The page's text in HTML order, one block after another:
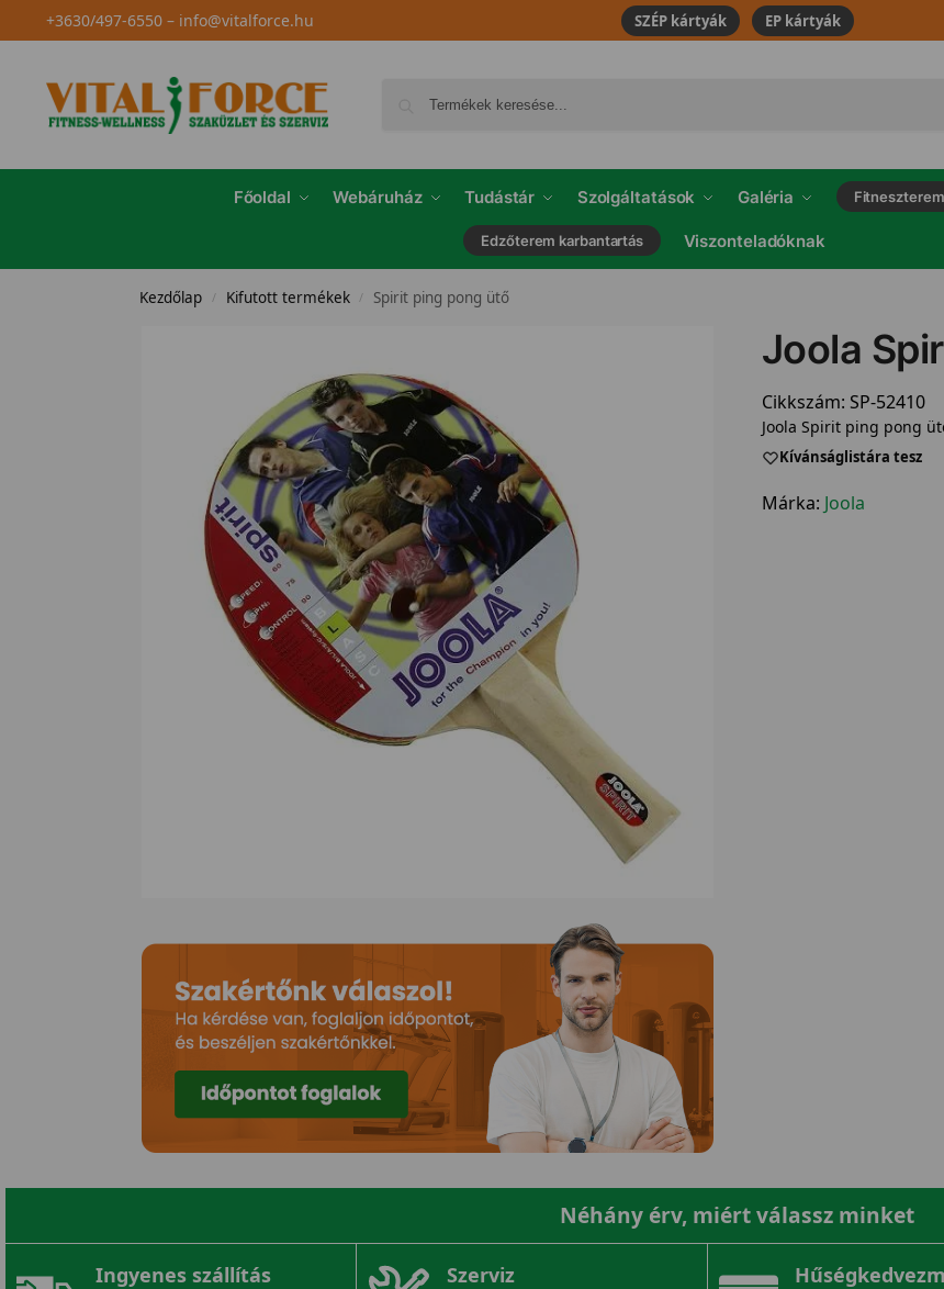
+3630/497-6550– info@vitalforce.hu SZÉP kártyák EP kártyák
Főoldal Webáruház Tudástár Szolgáltatások Galéria
Edzőterem karbantartás Viszonteladóknak
Kezdőlap / Kifutott termékek / Spirit ping pong ütő
Joola
Cikkszám: SP-52410
Joola Spirit ping pong
Kívánságlistára tesz
Márka: Joola
Néhány érv, miért válassz minket
Ingyenes szállítás Szerviz